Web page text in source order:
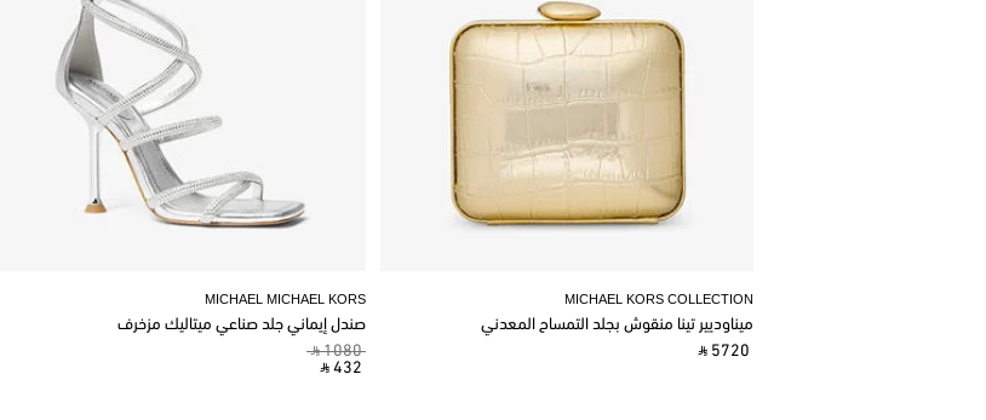
MICHAEL MICHAEL KORS
صندل إيماني جلد صناعي ميتاليك مزخرف
‎ ⃁ 1080 ‎
‎ ⃁ 432 ‎
MICHAEL KORS COLLECTION
ميناوديير تينا منقوش بجلد التمساح المعدني
‎ ⃁ 5720 ‎